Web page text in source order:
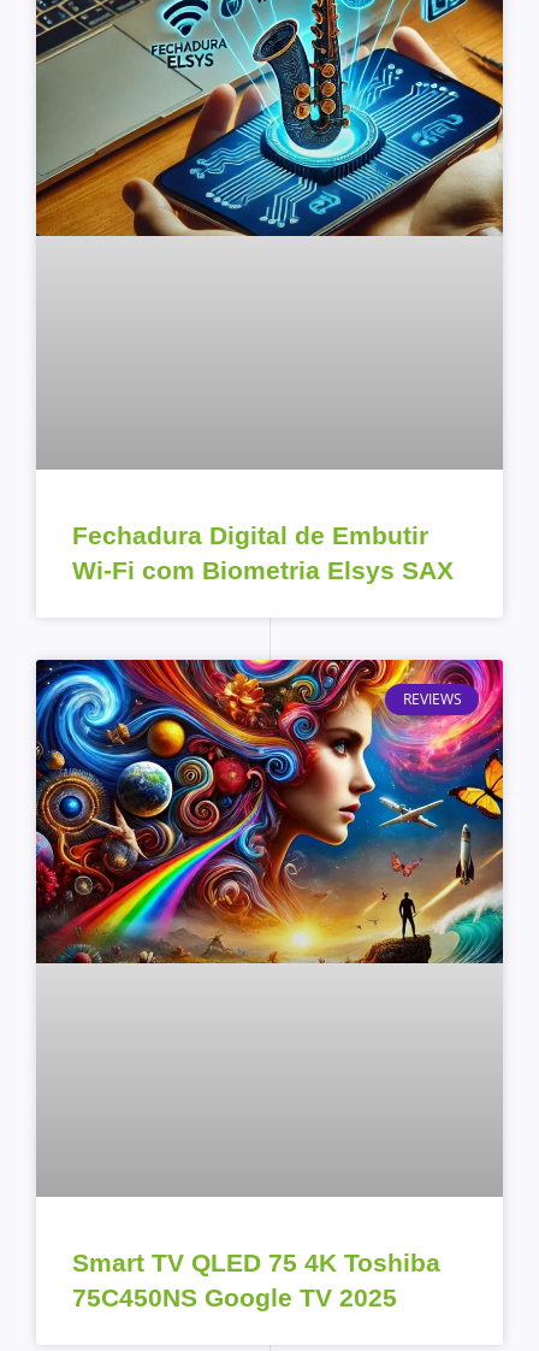
Fechadura Digital de Embutir
Wi-Fi com Biometria Elsys SAX
REVIEWS
Smart TV QLED 75 4K Toshiba
75C450NS Google TV 2025